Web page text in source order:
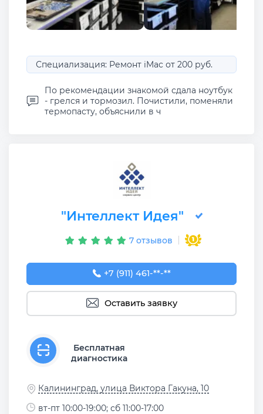
Специализация: Ремонт iMac от 200 руб.
По рекомендации знакомой сдала ноутбук
- грелся и тормозил. Почистили, поменяли
термопасту, объяснили в ч
"Интеллект Идея"
7 отзывов
+7 (911) 461-90-82
+7 (911) 461-**-**
Оставить заявку
Бесплатная
диагностика
Калининград, улица Виктора Гакуна, 10
вт-пт 10:00-19:00; сб 11:00-17:00